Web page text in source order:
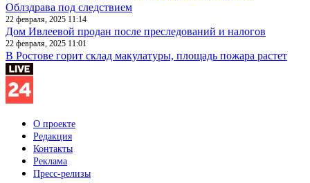
Облздрава под следствием
22 февраля, 2025 11:14
Дом Ивлеевой продан после преследований и налогов
22 февраля, 2025 11:01
В Ростове горит склад макулатуры, площадь пожара растет
О проекте
Редакция
Контакты
Реклама
Пресс-релизы